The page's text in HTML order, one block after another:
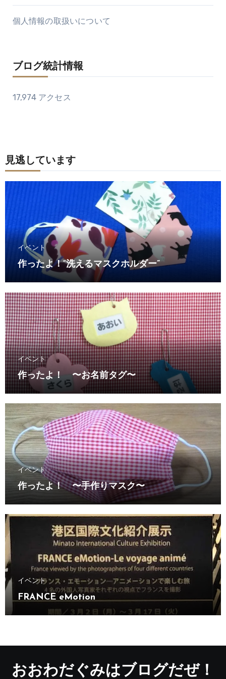
個人情報の取扱いについて
ブログ統計情報
17,974 アクセス
見逃しています
イベント
作ったよ！“洗えるマスクホルダー”
イベント
作ったよ！ 〜お名前タグ〜
イベント
作ったよ！ 〜手作りマスク〜
イベント
FRANCE eMotion
おおわだぐみはブログだぜ！